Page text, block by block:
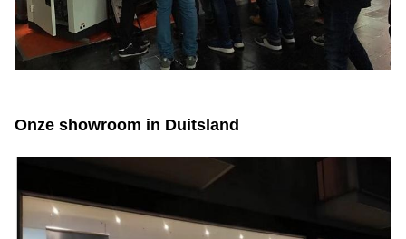
Onze showroom in Duitsland